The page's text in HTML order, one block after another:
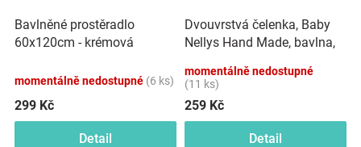
Bavlněné prostěradlo
60x120cm - krémová
momentálně nedostupné (6 ks)
299 Kč
Detail
Dvouvrstvá čelenka, Baby
Nellys Hand Made, bavlna,
80/98
momentálně nedostupné
(11 ks)
259 Kč
Detail